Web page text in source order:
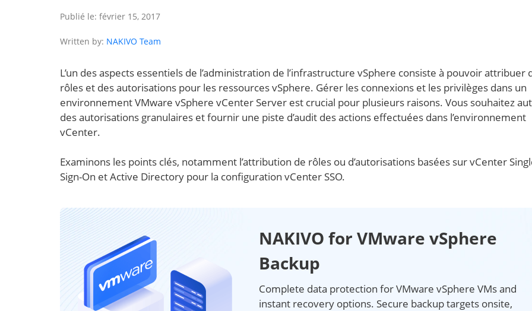
Publié le: février 15, 2017
Written by: NAKIVO Team
L’un des aspects essentiels de l’administration de l’infrastructure vSphere consiste à pouvoir attribuer
rôles et des autorisations pour les ressources vSphere. Gérer les connexions et les privilèges dans un
environnement VMware vSphere vCenter Server est crucial pour plusieurs raisons. Vous souhaitez
des autorisations granulaires et fournir une piste d’audit des actions effectuées dans l’environnement
vCenter.
Examinons les points clés, notamment l’attribution de rôles ou d’autorisations basées sur vCenter
Sign-On et Active Directory pour la configuration vCenter SSO.
NAKIVO for VMware vSphere
Backup
Complete data protection for VMware vSphere VMs and
instant recovery options. Secure backup targets onsite,